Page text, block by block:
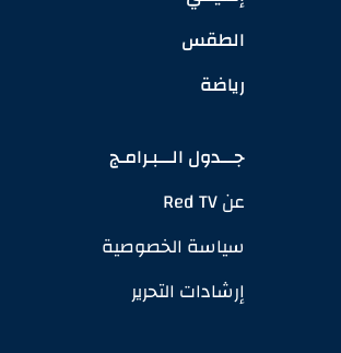
الطقس
رياضة
جـــدول الـــبـرامـج
عن Red TV
سياسة الخصوصية
إرشادات التحرير